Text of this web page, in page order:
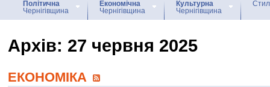
Політична
Чернігівщина
Економічна
Чернігівщина
Культурна
Чернігівщина
Архiв: 27 червня 2025
ЕКОНОМІКА